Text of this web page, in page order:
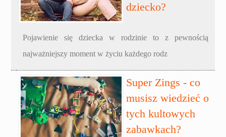
dziecko?
Pojawienie się dziecka w rodzinie to z pewnością
najważniejszy moment w życiu każdego rodz
Super Zings - co
musisz wiedzieć o
tych kultowych
zabawkach?